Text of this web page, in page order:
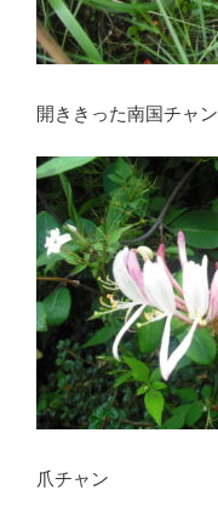
開ききった南国チャン
爪チャン